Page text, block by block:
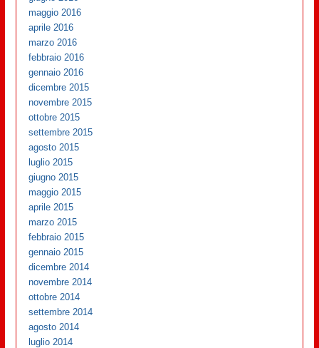
maggio 2016
aprile 2016
marzo 2016
febbraio 2016
gennaio 2016
dicembre 2015
novembre 2015
ottobre 2015
settembre 2015
agosto 2015
luglio 2015
giugno 2015
maggio 2015
aprile 2015
marzo 2015
febbraio 2015
gennaio 2015
dicembre 2014
novembre 2014
ottobre 2014
settembre 2014
agosto 2014
luglio 2014